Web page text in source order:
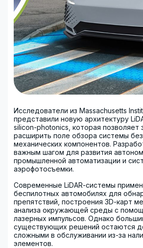
Исследователи из Massachusetts
представили новую архитектуру
silicon-photonics, которая позволяет
расширить поле обзора системы
механических компонентов.
важным шагом для развития
промышленной автоматизации и
аэрофотосъемки.
Современные LiDAR-системы
беспилотных автомобилях для
препятствий, построения 3D-карт
анализа окружающей среды с
лазерных импульсов. Однако
существующих решений остаются
сложными в обслуживании из-за
элементов.